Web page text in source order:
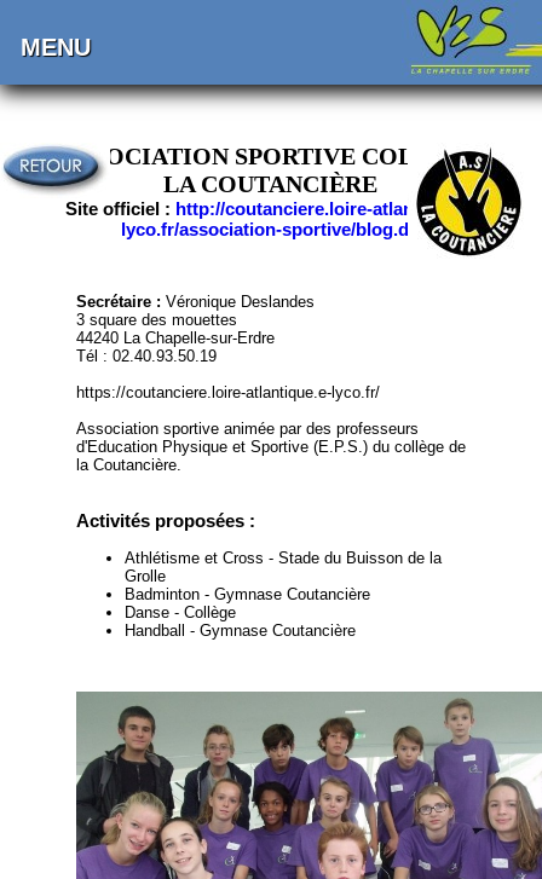
MENU
ASSOCIATION SPORTIVE COLLÈGE
LA COUTANCIÈRE
Site officiel : http://coutanciere.loire-atlantique.e-
lyco.fr/association-sportive/blog.do
Secrétaire : Véronique Deslandes
3 square des mouettes
44240 La Chapelle-sur-Erdre
Tél : 02.40.93.50.19
https://coutanciere.loire-atlantique.e-lyco.fr/
Association sportive animée par des professeurs
d'Education Physique et Sportive (E.P.S.) du collège de
la Coutancière.
Activités proposées :
Athlétisme et Cross - Stade du Buisson de la
Grolle
Badminton - Gymnase Coutancière
Danse - Collège
Handball - Gymnase Coutancière